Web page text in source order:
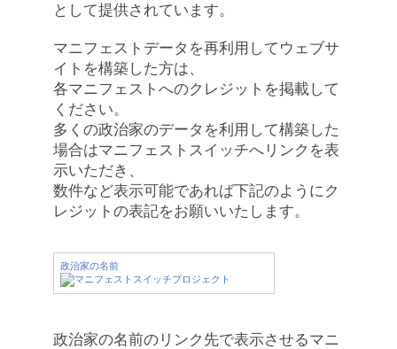
として提供されています。
マニフェストデータを再利用してウェブサ
イトを構築した方は、
各マニフェストへのクレジットを掲載して
ください。
多くの政治家のデータを利用して構築した
場合はマニフェストスイッチへリンクを表
示いただき、
数件など表示可能であれば下記のようにク
レジットの表記をお願いいたします。
政治家の名前
政治家の名前のリンク先で表示させるマニ